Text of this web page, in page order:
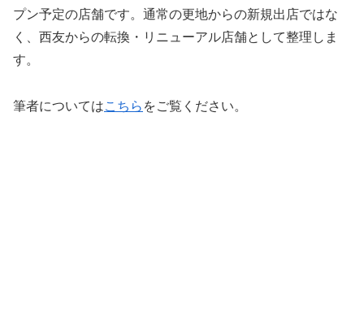
プン予定の店舗です。通常の更地からの新規出店ではな
く、西友からの転換・リニューアル店舗として整理しま
す。
筆者についてはこちら をご覧ください。